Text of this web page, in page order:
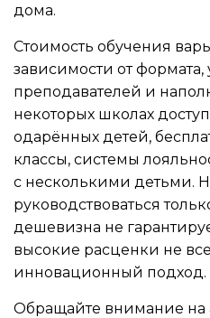
дома.
Стоимость обучения
зависимости от формата,
преподавателей и
некоторых школах
одарённых детей,
классы, системы
с несколькими детьми.
руководствоваться
дешевизна не
высокие расценки не
инновационный подход.
Обращайте внимание на